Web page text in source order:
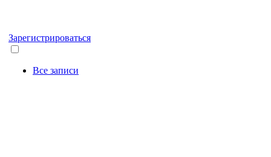
Зарегистрироваться
Все записи